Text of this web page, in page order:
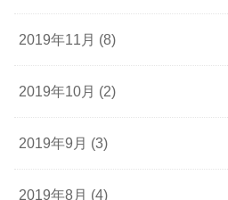
2019年11月 (8)
2019年10月 (2)
2019年9月 (3)
2019年8月 (4)